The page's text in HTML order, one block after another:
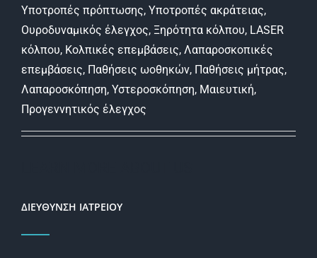
Υποτροπές πρόπτωσης, Υποτροπές ακράτειας,
Ουροδυναμικός έλεγχος, Ξηρότητα κόλπου, LASER
κόλπου, Κολπικές επεμβάσεις, Λαπαροσκοπικές
επεμβάσεις, Παθήσεις ωοθηκών, Παθήσεις μήτρας,
Λαπαροσκόπηση, Υστεροσκόπηση, Μαιευτική,
Προγεννητικός έλεγχος
ΔΙΕΥΘΥΝΣΗ ΙΑΤΡΕΙΟΥ